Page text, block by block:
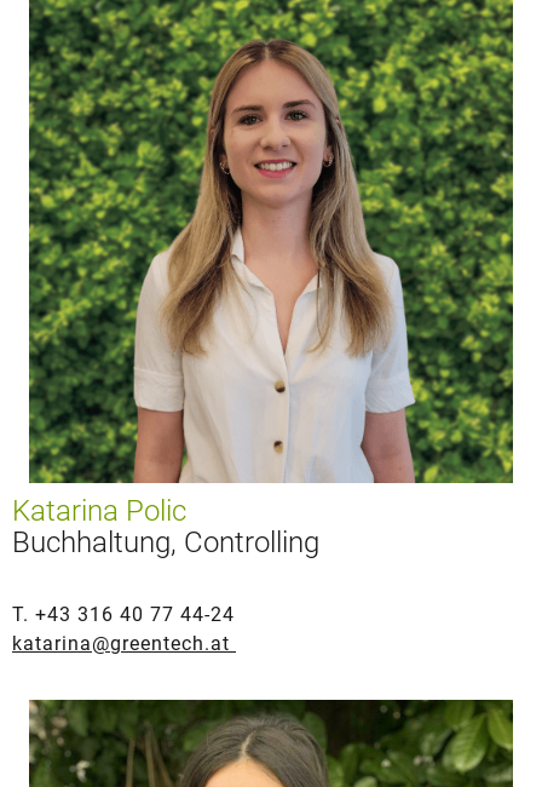
Katarina Polic
Buchhaltung, Controlling
T. +43 316 40 77 44-24
katarina@greentech.at